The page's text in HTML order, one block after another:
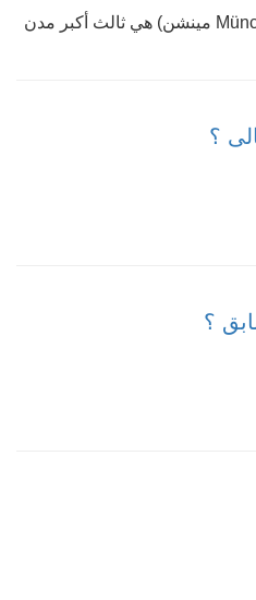
ميونخ أو ميونيخ (بالألمانية: München مينشن‏) هي ثالث أكبر مدن
؟
؟